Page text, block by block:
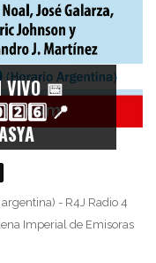
VIVO 📅
📍
- R4J Radio 4
Imperial de Emisoras